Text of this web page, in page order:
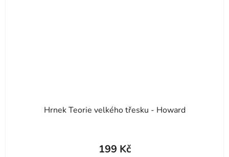
Hrnek Teorie velkého třesku - Howard
199 Kč